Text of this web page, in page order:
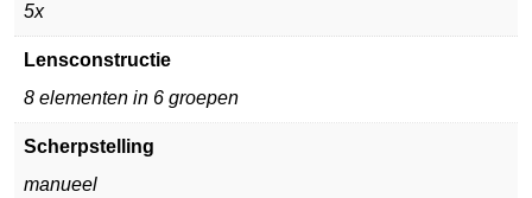
5x
Lensconstructie
8 elementen in 6 groepen
Scherpstelling
manueel